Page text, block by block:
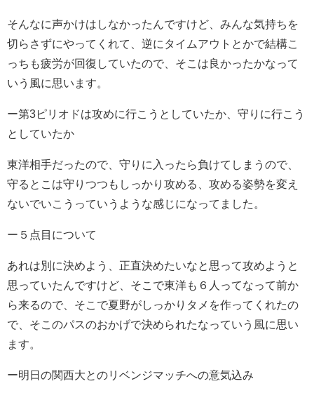
そんなに声かけはしなかったんですけど、みんな気持ちを
切らさずにやってくれて、逆にタイムアウトとかで結構こ
っちも疲労が回復していたので、そこは良かったかなって
いう風に思います。
ー第3ピリオドは攻めに行こうとしていたか、守りに行こう
としていたか
東洋相手だったので、守りに入ったら負けてしまうので、
守るとこは守りつつもしっかり攻める、攻める姿勢を変え
ないでいこうっていうような感じになってました。
ー５点目について
あれは別に決めよう、正直決めたいなと思って攻めようと
思っていたんですけど、そこで東洋も６人ってなって前か
ら来るので、そこで夏野がしっかりタメを作ってくれたの
で、そこのパスのおかげで決められたなっていう風に思い
ます。
ー明日の関西大とのリベンジマッチへの意気込み